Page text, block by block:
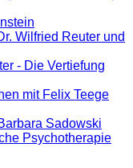
Wilfried Reuter und
- Die Vertiefung
mit Felix Teege
Sadowski
Psychotherapie